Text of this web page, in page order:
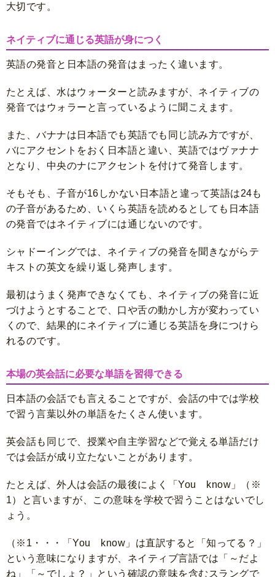
大切です。
ネイティブに通じる英語が身につく
英語の発音と日本語の発音はまったく違います。
たとえば、水はウォーターと読みますが、ネイティブの
発音ではウォラーと言っているように聞こえます。
また、バナナは日本語でも英語でも同じ読み方ですが、
バにアクセントをおく日本語と違い、英語ではヴァナナ
となり、中央のナにアクセントを付けて発音します。
そもそも、子音が16しかない日本語と違って英語は24も
の子音があるため、いくら英語を読めるとしても日本語
の発音ではネイティブには通じないのです。
シャドーイングでは、ネイティブの発音を聞きながらテ
キストの英文を繰り返し発声します。
最初はうまく発声できなくても、ネイティブの発音に近
づけようとすることで、口や舌の動かし方が変わってい
くので、結果的にネイティブに通じる英語を身につけら
れるのです。
本場の英会話に必要な単語を習得できる
日本語の会話でも言えることですが、会話の中では学校
で習う言葉以外の単語をたくさん使います。
英会話も同じで、授業や自主学習などで覚える単語だけ
では会話が成り立たないことがあります。
たとえば、外人は会話の最後によく「You know」（※
1）と言いますが、この意味を学校で習うことはないでし
ょう。
（※1・・・「You know」は直訳すると「知ってる？」
という意味になりますが、ネイティブ言語では「～だよ
ね」「～でしょ？」という確認の意味を含むスラングで